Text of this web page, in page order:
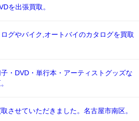
を出張買取。
グやバイク,オートバイのカタログを買取
・DVD・単行本・アーティストグッズな
させていただきました。名古屋市南区。